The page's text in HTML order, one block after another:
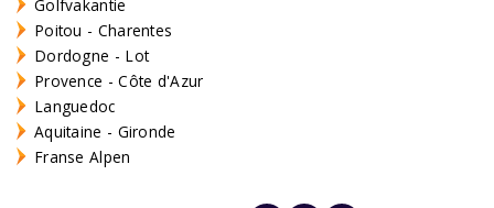
Golfvakantie
Poitou - Charentes
Dordogne - Lot
Provence - Côte d'Azur
Languedoc
Aquitaine - Gironde
Franse Alpen